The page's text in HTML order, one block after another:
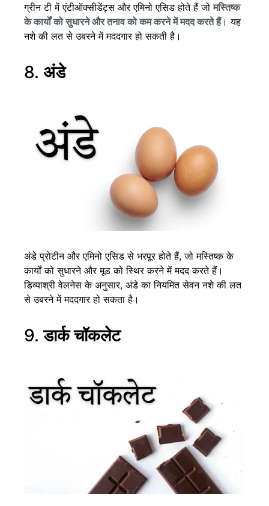
ग्रीन टी में एंटीऑक्सीडेंट्स और एमिनो एसिड होते हैं जोमस्तिष्क
के कार्यों को सुधारने और तनाव को कम करने में मदद करते हैं। यह
नशे की लत से उबरने में मददगार हो सकती है।
8. अंडे
अंडे प्रोटीन और एमिनो एसिड से भरपूर होते हैं, जो मस्तिष्क के
कार्यों को सुधारने और मूड को स्थिर करने में मदद करते हैं।
डिव्याश्री वेलनेस के अनुसार, अंडे का नियमित सेवन नशे की लत
से उबरने में मददगार हो सकता है।
9.डार्क चॉकलेट